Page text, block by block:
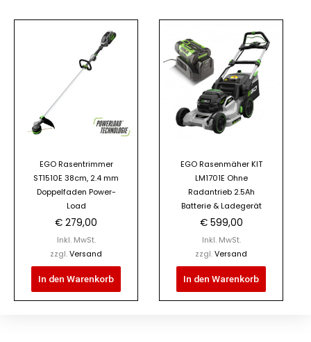
EGO Rasentrimmer
ST1510E 38cm, 2.4 mm
Doppelfaden Power-
Load
€ 279,00
Inkl. MwSt.
zzgl. Versand
In den Warenkorb
EGO Rasenmäher KIT
LM1701E Ohne
Radantrieb 2.5Ah
Batterie & Ladegerät
€599,00
Inkl. MwSt.
zzgl. Versand
In den Warenkorb